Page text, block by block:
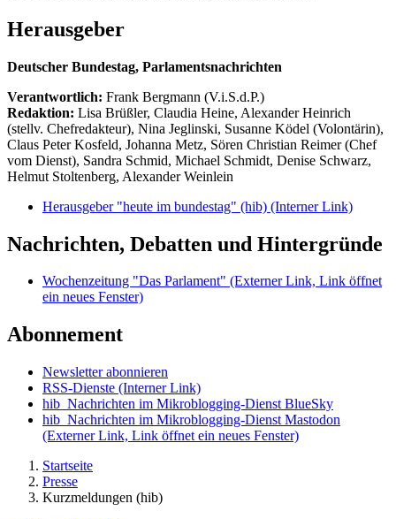
Herausgeber
Deutscher Bundestag, Parlamentsnachrichten
Verantwortlich: Frank Bergmann (V.i.S.d.P.)
Redaktion: Lisa Brüßler, Claudia Heine, Alexander Heinrich
(stellv. Chefredakteur), Nina Jeglinski, Susanne Ködel (Volontärin),
Claus Peter Kosfeld, Johanna Metz, Sören Christian Reimer (Chef
vom Dienst), Sandra Schmid, Michael Schmidt, Denise Schwarz,
Helmut Stoltenberg, Alexander Weinlein
Herausgeber "heute im bundestag" (hib) (Interner Link)
Nachrichten, Debatten und Hintergründe
Wochenzeitung "Das Parlament" (Externer Link, Link öffnet
ein neues Fenster)
Abonnement
Newsletter abonnieren
RSS-Dienste (Interner Link)
hib_Nachrichten im Mikroblogging-Dienst BlueSky
hib_Nachrichten im Mikroblogging-Dienst Mastodon
(Externer Link, Link öffnet ein neues Fenster)
Startseite
Presse
Kurzmeldungen (hib)